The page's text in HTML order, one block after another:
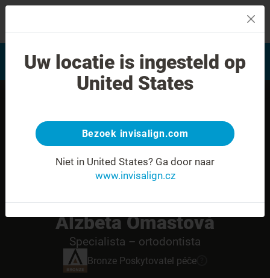
Hodnocení úsměvu
Najít poskytovatele léčby
Invisalign
Alzbeta Omastová
Specialista – ortodontista
Bronze Poskytovatel péče
Uw locatie is ingesteld op
United States
Bezoek invisalign.com
Niet in United States? Ga door naar
www.invisalign.cz